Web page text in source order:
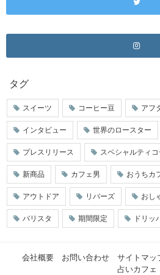
タグ
スイーツ コーヒー豆 アフ
インタビュー 世界のロースター
プレスリリース スペシャルティ
新商品 カフェ男 おうちカ
アウトドア リバーズ おし
バリスタ 期間限定 ドリッ
会社概要 お問い合わせ サイトマッ
占いカフェ